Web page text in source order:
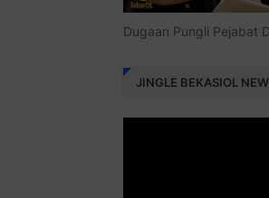
Dugaan Pungli Pejabat
JINGLE BEKASIOL